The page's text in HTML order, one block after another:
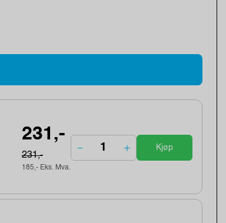
231,-
231,-
185,- Eks. Mva.
Kjøp